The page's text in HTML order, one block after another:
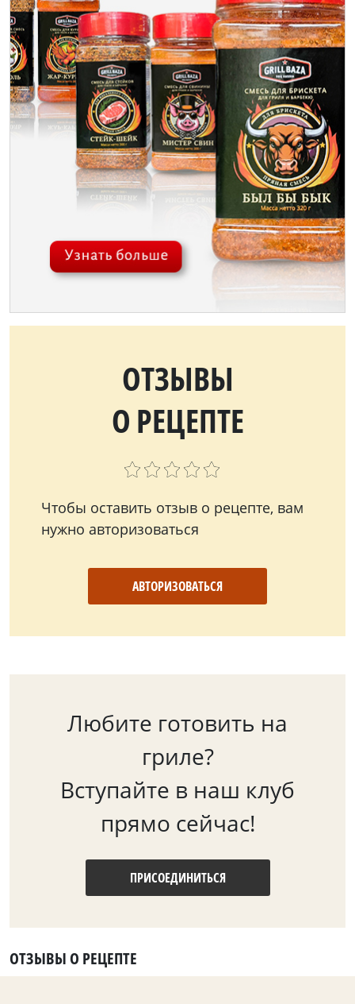
ОТЗЫВЫ
О РЕЦЕПТЕ
Чтобы оставить отзыв о рецепте, вам
нужно авторизоваться
АВТОРИЗОВАТЬСЯ
Любите готовить на
гриле?
Вступайте в наш клуб
прямо сейчас!
ПРИСОЕДИНИТЬСЯ
ОТЗЫВЫ О РЕЦЕПТЕ